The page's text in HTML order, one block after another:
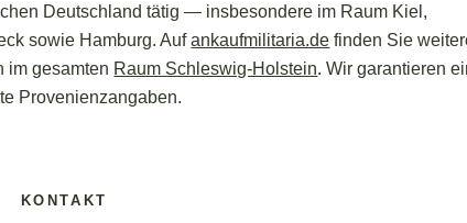
Deutschland tätig — insbesondere im Raum Kiel,
sowie Hamburg. Aufankaufmilitaria.de finden Sie
im gesamten Raum Schleswig-Holstein. Wir garantieren
Provenienzangaben.
KONTAKT